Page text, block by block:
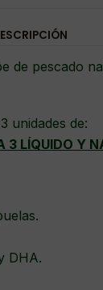
de pescado
3 unidades de:
3 LÍQUIDO Y
DHA.